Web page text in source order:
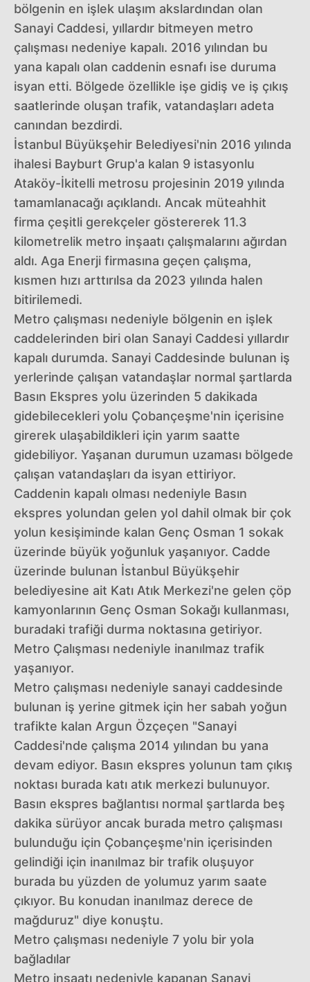
bölgenin en işlek ulaşım akslardından olan
Sanayi Caddesi, yıllardır bitmeyen metro
çalışması nedeniye kapalı. 2016 yılından bu
yana kapalı olan caddenin esnafı ise duruma
isyan etti. Bölgede özellikle işe gidiş ve iş çıkış
saatlerinde oluşan trafik, vatandaşları adeta
canından bezdirdi.
İstanbul Büyükşehir Belediyesi'nin 2016 yılında
ihalesi Bayburt Grup'a kalan 9 istasyonlu
Ataköy-İkitelli metrosu projesinin 2019 yılında
tamamlanacağı açıklandı. Ancak müteahhit
firma çeşitli gerekçeler göstererek 11.3
kilometrelik metro inşaatı çalışmalarını ağırdan
aldı. Aga Enerji firmasına geçen çalışma,
kısmen hızı arttırılsa da 2023 yılında halen
bitirilemedi.
Metro çalışması nedeniyle bölgenin en işlek
caddelerinden biri olan Sanayi Caddesi yıllardır
kapalı durumda. Sanayi Caddesinde bulunan iş
yerlerinde çalışan vatandaşlar normal şartlarda
Basın Ekspres yolu üzerinden 5 dakikada
gidebilecekleri yolu Çobançeşme'nin içerisine
girerek ulaşabildikleri için yarım saatte
gidebiliyor. Yaşanan durumun uzaması bölgede
çalışan vatandaşları da isyan ettiriyor.
Caddenin kapalı olması nedeniyle Basın
ekspres yolundan gelen yol dahil olmak bir çok
yolun kesişiminde kalan Genç Osman 1 sokak
üzerinde büyük yoğunluk yaşanıyor. Cadde
üzerinde bulunan İstanbul Büyükşehir
belediyesine ait Katı Atık Merkezi'ne gelen çöp
kamyonlarının Genç Osman Sokağı kullanması,
buradaki trafiği durma noktasına getiriyor.
Metro Çalışması nedeniyle inanılmaz trafik
yaşanıyor.
Metro çalışması nedeniyle sanayi caddesinde
bulunan iş yerine gitmek için her sabah yoğun
trafikte kalan Argun Özçeçen "Sanayi
Caddesi'nde çalışma 2014 yılından bu yana
devam ediyor. Basın ekspres yolunun tam çıkış
noktası burada katı atık merkezi bulunuyor.
Basın ekspres bağlantısı normal şartlarda beş
dakika sürüyor ancak burada metro çalışması
bulunduğu için Çobançeşme'nin içerisinden
gelindiği için inanılmaz bir trafik oluşuyor
burada bu yüzden de yolumuz yarım saate
çıkıyor. Bu konudan inanılmaz derece de
mağduruz" diye konuştu.
Metro çalışması nedeniyle 7 yolu bir yola
bağladılar
Metro inşaatı nedeniyle kapanan Sanayi